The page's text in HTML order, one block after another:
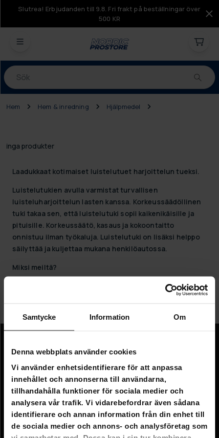
Samtycke Information Om
Denna webbplats använder cookies
Vi använder enhetsidentifierare för att anpassa
innehållet och annonserna till användarna,
tillhandahålla funktioner för sociala medier och
analysera vår trafik. Vi vidarebefordrar även sådana
identifierare och annan information från din enhet till
de sociala medier och annons- och analysföretag som
Slutrea! Erbjudanden till 9.8. Fri frakt på beställningar över
500 KR
Produkter
Hem Hem & inredning Hjälpmedel
inga produkter
Laadukkaat kotimaiset luistelutuet harjoittelun tueksi.
Luistelutukien avulla varmistat turvallisen
luisteluharjoittelun lasten kanssa. Korkeussäädöllinen
tuki takaa sen, että luistelutuki sopii kaikenikäisille ja
pituisille. Korkeussäätö, kasaus ja kokoontaitto
onnistuu ilman työkaluja. Luistelutuki on lisäksi helppo
säilyttää ja kuljettaa mukana henkilöautossa.
Miksi meiltä?
Tilatessasi Hobbyboxista saat laadukkaat kotimaiset
Information
Företagsinformation
Om oss
Kundtjänst
FAQ - Vanliga frågor